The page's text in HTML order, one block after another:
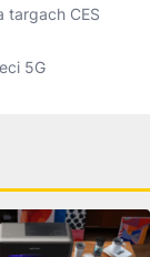
targach CES
5G